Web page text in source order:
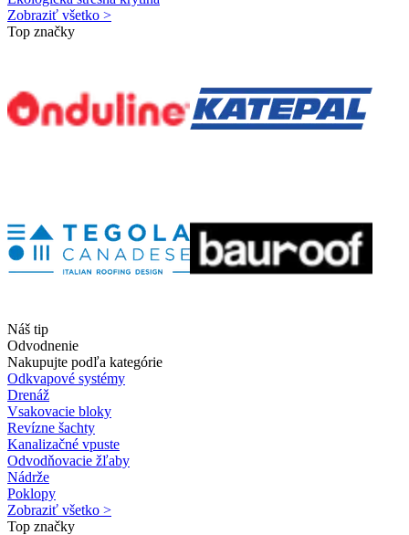
Zobraziť všetko >
Top značky
Náš tip
Odvodnenie
Nakupujte podľa kategórie
Odkvapové systémy
Drenáž
Vsakovacie bloky
Revízne šachty
Kanalizačné vpuste
Odvodňovacie žľaby
Nádrže
Poklopy
Zobraziť všetko >
Top značky